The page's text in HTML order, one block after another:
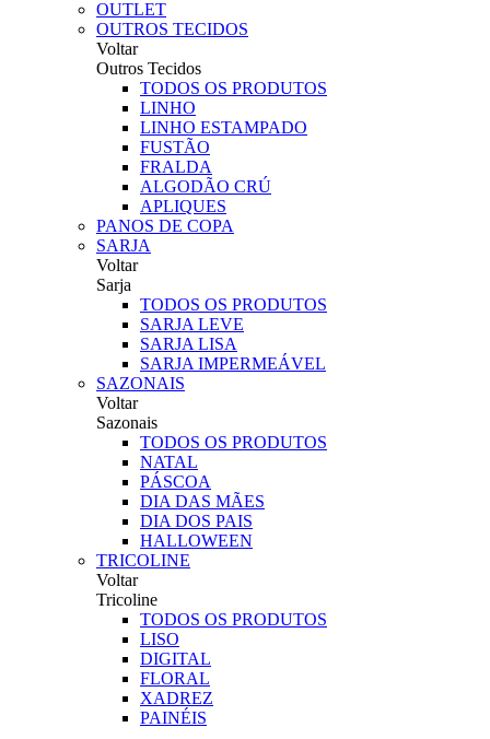
OUTLET
OUTROS TECIDOS
Voltar
Outros Tecidos
TODOS OS PRODUTOS
LINHO
LINHO ESTAMPADO
FUSTÃO
FRALDA
ALGODÃO CRÚ
APLIQUES
PANOS DE COPA
SARJA
Voltar
Sarja
TODOS OS PRODUTOS
SARJA LEVE
SARJA LISA
SARJA IMPERMEÁVEL
SAZONAIS
Voltar
Sazonais
TODOS OS PRODUTOS
NATAL
PÁSCOA
DIA DAS MÃES
DIA DOS PAIS
HALLOWEEN
TRICOLINE
Voltar
Tricoline
TODOS OS PRODUTOS
LISO
DIGITAL
FLORAL
XADREZ
PAINÉIS